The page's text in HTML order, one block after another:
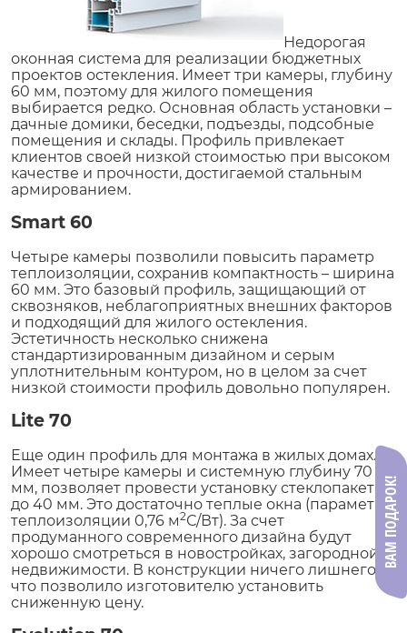
Недорогая
оконная система для реализации бюджетных
проектов остекления. Имеет три камеры, глубину
60 мм, поэтому для жилого помещения
выбирается редко. Основная область установки –
дачные домики, беседки, подъезды, подсобные
помещения и склады. Профиль привлекает
клиентов своей низкой стоимостью при высоком
качестве и прочности, достигаемой стальным
армированием.
Smart 60
Четыре камеры позволили повысить параметр
теплоизоляции, сохранив компактность – ширина
60 мм. Это базовый профиль, защищающий от
сквозняков, неблагоприятных внешних факторов
и подходящий для жилого остекления.
Эстетичность несколько снижена
стандартизированным дизайном и серым
уплотнительным контуром, но в целом за счет
низкой стоимости профиль довольно популярен.
Lite 70
Еще один профиль для монтажа в жилых домах.
Имеет четыре камеры и системную глубину 70
мм, позволяет провести установку стеклопакета
до 40 мм. Это достаточно теплые окна (параметр
теплоизоляции 0,76 м2С/Вт). За счет
продуманного современного дизайна будут
хорошо смотреться в новостройках, загородной
недвижимости. В конструкции ничего лишнего,
что позволило изготовителю установить
сниженную цену.
ВАМ ПОДАРОК!